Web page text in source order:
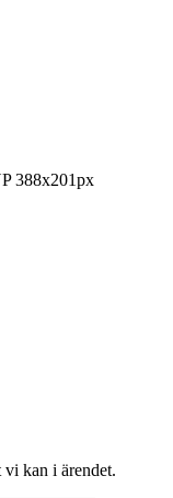
388x201px
vi kan i ärendet.